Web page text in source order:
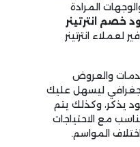
المرادة
خصم انترتينر
لعملاء انترتينر
والعروض
ليسهل عليك
يذكر، وكذلك يتم
مع الاحتياجات
المواسم.